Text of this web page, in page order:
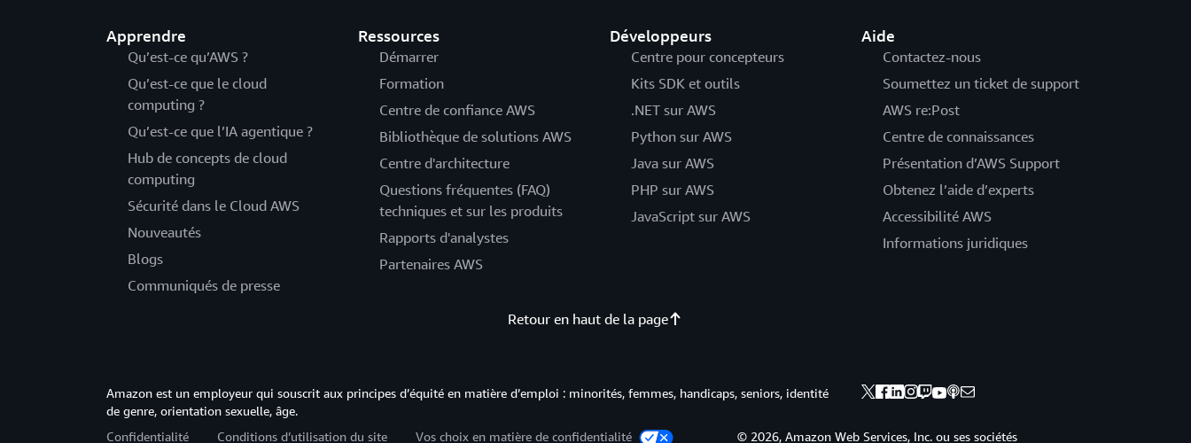
Apprendre
Qu’est-ce qu’AWS ?
Qu’est-ce que le cloud
computing ?
Qu’est-ce que l’IA agentique ?
Hub de concepts de cloud
computing
Sécurité dans le Cloud AWS
Nouveautés
Blogs
Communiqués de presse
Ressources
Démarrer
Formation
Centre de confiance AWS
Bibliothèque de solutions AWS
Centre d'architecture
Questions fréquentes (FAQ)
techniques et sur les produits
Rapports d'analystes
Partenaires AWS
Développeurs
Centre pour concepteurs
Kits SDK et outils
.NET sur AWS
Python sur AWS
Java sur AWS
PHP sur AWS
JavaScript sur AWS
Aide
Contactez-nous
Soumettez un ticket de support
AWS re:Post
Centre de connaissances
Présentation d’AWS Support
Obtenez l’aide d’experts
Accessibilité AWS
Informations juridiques
Retour en haut de la page
Amazon est un employeur qui souscrit aux principes d’équité en matière d’emploi : minorités, femmes, handicaps, seniors, identité
de genre, orientation sexuelle, âge.
Confidentialité
Conditions d’utilisation du site Vos choix en matière de confidentialité © 2026, Amazon Web Services, Inc. ou ses sociétés